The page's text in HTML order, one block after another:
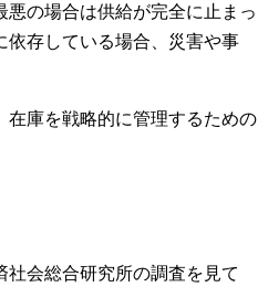
の場合は供給が完全に止まっ
依存している場合、災害や事
在庫を戦略的に管理するための
会総合研究所の調査を見て